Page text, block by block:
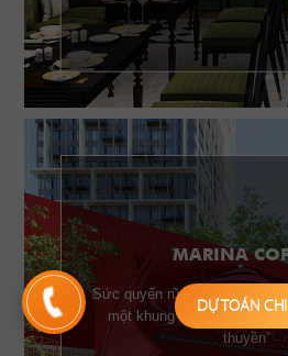
MARINA
Sức quyến rũ của những
một khung cảnh đặc trưng
thuyền”
DỰ TOÁN